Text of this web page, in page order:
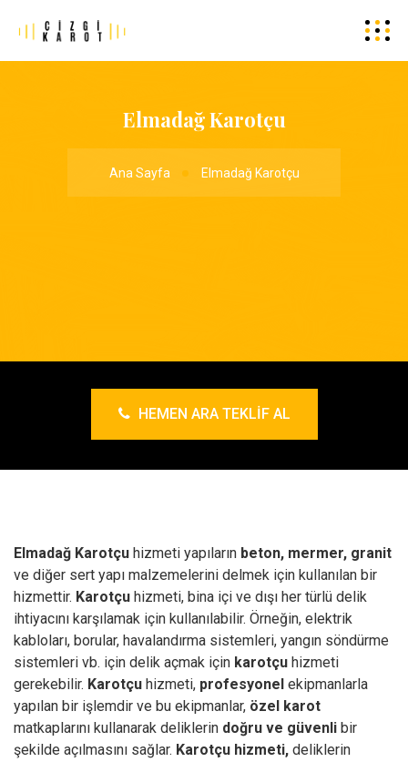
Elmadağ Karotçu
Ana Sayfa Elmadağ Karotçu
HEMEN ARA TEKLIF AL
Elmadağ Karotçu hizmeti yapıların beton, mermer, granit
ve diğer sert yapı malzemelerini delmek için kullanılan bir
hizmettir. Karotçu hizmeti, bina içi ve dışı her türlü delik
ihtiyacını karşılamak için kullanılabilir. Örneğin, elektrik
kabloları, borular, havalandırma sistemleri, yangın söndürme
sistemleri vb. için delik açmak için karotçu hizmeti
gerekebilir. Karotçu hizmeti, profesyonel ekipmanlarla
yapılan bir işlemdir ve bu ekipmanlar, özel karot
matkaplarını kullanarak deliklerin doğru ve güvenli bir
şekilde açılmasını sağlar. Karotçu hizmeti, deliklerin